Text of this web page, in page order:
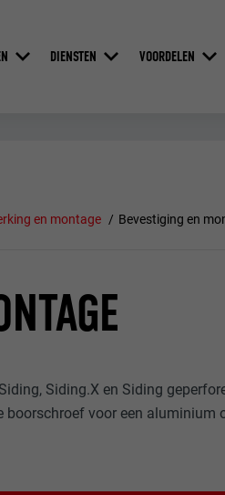
DIENSTEN VOORDELEN
en montage Bevestiging en
Siding.X en Siding
voor een aluminium